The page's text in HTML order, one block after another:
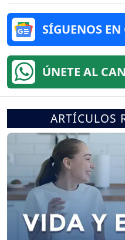
SÍGUENOS EN
ÚNETE AL
ARTÍCULOS